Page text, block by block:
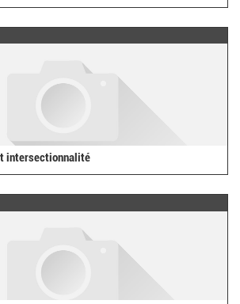
intersectionnalité